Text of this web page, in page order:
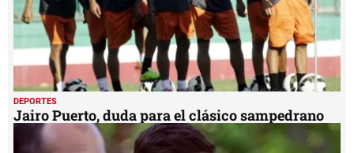
DEPORTES
Jairo Puerto, duda para el clásico sampedrano